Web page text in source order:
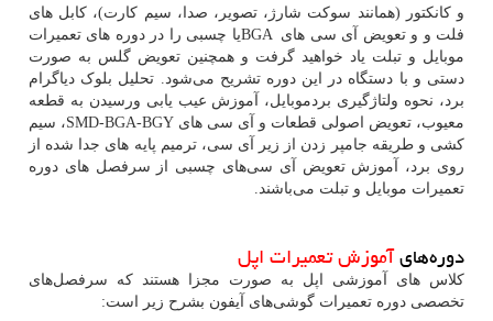
و کانکتور (همانند سوکت شارژ، تصویر، صدا، سیم کارت)، کابل های
فلت و و تعویض آی سی های BGAیا چسبی را در دوره های تعمیرات
موبایل و تبلت یاد خواهید گرفت و همچنین تعویض گلس به صورت
دستی و با دستگاه در این دوره تشریح می‌شود. تحلیل بلوک دیاگرام
برد، نحوه ولتاژگیری بردموبایل، آموزش عیب یابی ورسیدن به قطعه
معیوب، تعویض اصولی قطعات و آی سی های SMD-BGA-BGY، سیم
کشی و طریقه جامپر زدن از زیر آی سی، ترمیم پایه های جدا شده از
روی برد، آموزش تعویض آی سی‌های چسبی از سرفصل های دوره
تعمیرات موبایل و تبلت می‌باشند.
دوره‌هایآموزش تعمیرات اپل
کلاس های آموزشی اپل به صورت مجزا هستند که سرفصل‌های
تخصصی دوره تعمیرات گوشی‌های آیفون بشرح زیر است: